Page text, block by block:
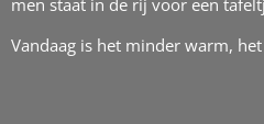
men staat in de rij voor een
Vandaag is het minder warm,